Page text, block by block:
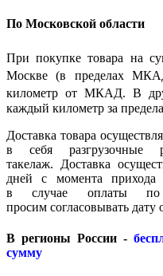
По Московской области
При покупке товара на
Москве (в пределах
километр от МКАД. В
каждый километр за
Доставка товара
в себя
такелаж. Доставка
дней с момента
в случае оплаты
просим согласовывать
В регионы России -
сумму